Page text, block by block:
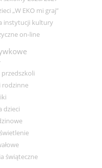
„W EKO mi graj”
instytucji kultury
on-line
przedszkoli
rodzinne
dzieci
świąteczne